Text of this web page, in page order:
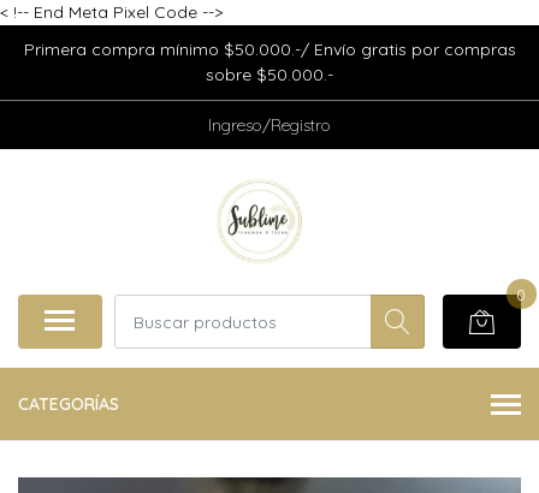
< !-- End Meta Pixel Code -->
Primera compra mínimo $50.000.-/ Envío gratis por compras
sobre $50.000.-
Ingreso/Registro
0
CATEGORÍAS